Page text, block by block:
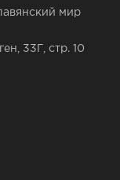
мир
33Г, стр. 10